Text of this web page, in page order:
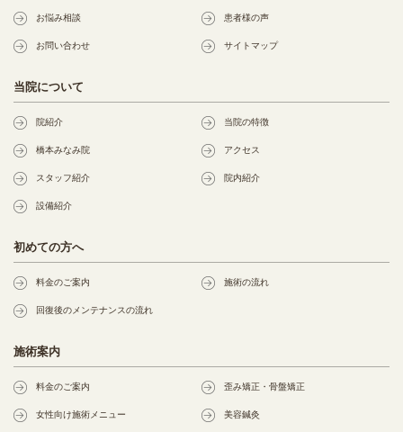
お悩み相談 患者様の声
お問い合わせ サイトマップ
当院について
院紹介 当院の特徴
橋本みなみ院 アクセス
スタッフ紹介 院内紹介
設備紹介
初めての方へ
料金のご案内 施術の流れ
回復後のメンテナンスの流れ
施術案内
料金のご案内 歪み矯正・骨盤矯正
女性向け施術メニュー 美容鍼灸